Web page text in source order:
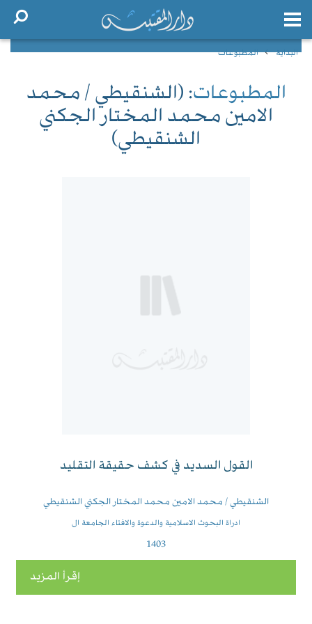
البداية المطبوعات
المطبوعات: (الشنقيطي / محمد
الامين محمد المختار الجكني
الشنقيطي)
القول السديد في كشف حقيقة التقليد
الشنقيطي / محمد الامين محمد المختار الجكني الشنقيطي
ادراة البحوث الاسلامية والدعوة والافتاء الجامعة ال
1403
إقرأ المزيد